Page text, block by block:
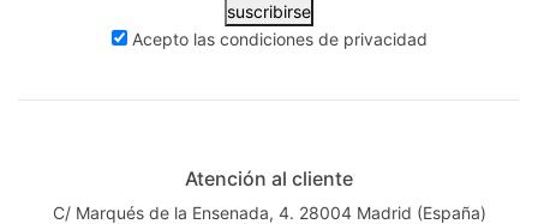
suscribirse
Acepto las condiciones de privacidad
Atención al cliente
C/ Marqués de la Ensenada, 4. 28004 Madrid (España)